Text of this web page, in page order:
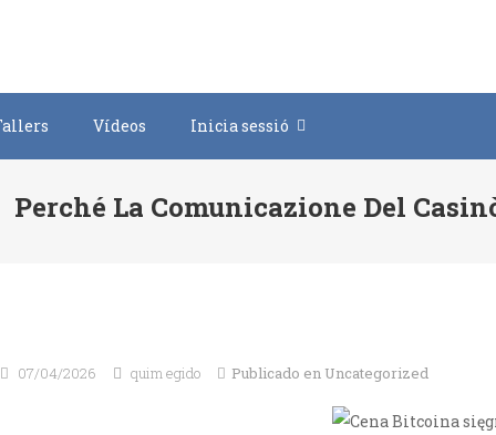
Vídeos Inicia sessió
Perché La Comunicazione Del
07/04/2026 quim egido Publicado en Uncategorized